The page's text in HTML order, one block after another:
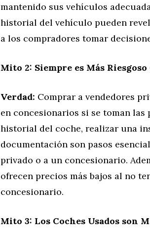
mantenido sus vehículos
historial del vehículo pueden
a los compradores tomar
Mito 2: Siempre es Más
Verdad: Comprar a vendedores
en concesionarios si se toman
historial del coche, realizar una
documentación son pasos
privado o a un concesionario.
ofrecen precios más bajos al no
concesionario.
Mito 3: Los Coches Usados son